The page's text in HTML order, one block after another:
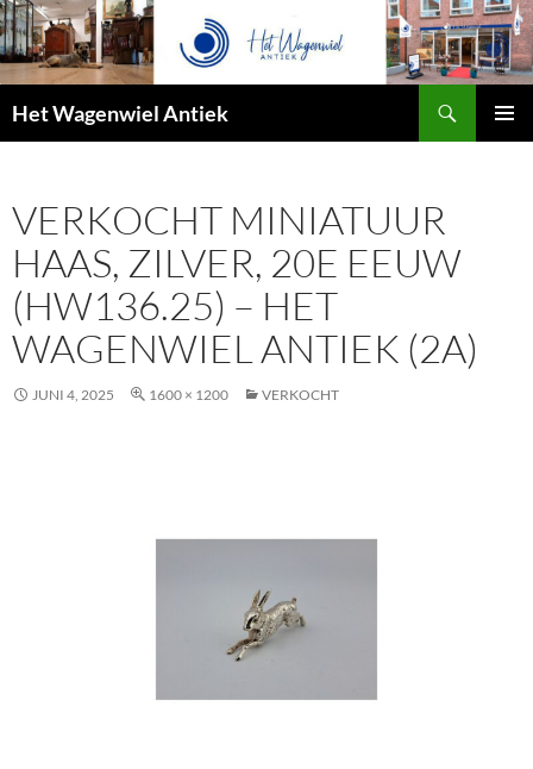
Het Wagenwiel Antiek
VERKOCHT MINIATUUR
HAAS, ZILVER, 20E EEUW
(HW136.25) – HET
WAGENWIEL ANTIEK (2A)
JUNI 4, 2025 1600 × 1200 VERKOCHT